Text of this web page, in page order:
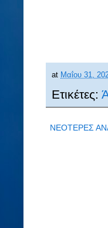
at Μαΐου 31,
Ετικέτες:
ΝΕΟΤΕΡΕΣ